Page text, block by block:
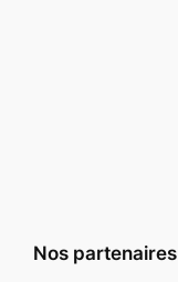
Nos partenaires